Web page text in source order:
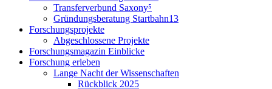
Transferverbund Saxony⁵
Gründungsberatung Startbahn13
Forschungsprojekte
Abgeschlossene Projekte
Forschungsmagazin Einblicke
Forschung erleben
Lange Nacht der Wissenschaften
Rückblick 2025